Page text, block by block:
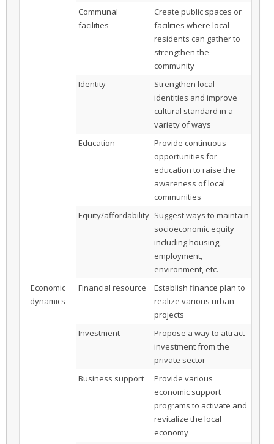
Communal
facilities
Create public spaces or
facilities where local
residents can gather to
strengthen the
community
Identity
Strengthen local
identities and improve
cultural standard in a
variety of ways
Education
Provide continuous
opportunities for
education to raise the
awareness of local
communities
Equity/affordability Suggest ways to maintain
socioeconomic equity
including housing,
employment,
environment, etc.
Economic
dynamics
Financial resource
Establish finance plan to
realize various urban
projects
Investment
Propose a way to attract
investment from the
private sector
Business support
Provide various
economic support
programs to activate and
revitalize the local
economy